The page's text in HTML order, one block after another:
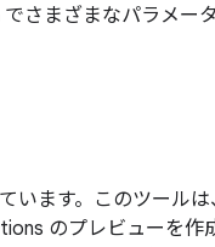
さまざまなパラメー
ます。このツールは
のプレビューを作